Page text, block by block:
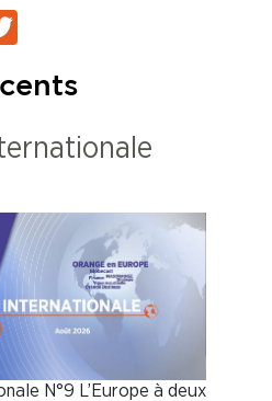
N°9 L’Europe à deux